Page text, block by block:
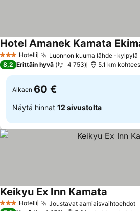
3 Tähtiluokitus
Hotelli Luonnon kuuma lähde -kylpylä
Hotel Amanek Kamata
8,2 Erittäin hyvä 4 753 5.1 km
Alkaen 60 €
Näytä hinnat 12 sivustolta
3 Tähtiluokitus
Hotelli Joustavat aamiaisvaihtoehdot
Keikyu Ex Inn Kamata